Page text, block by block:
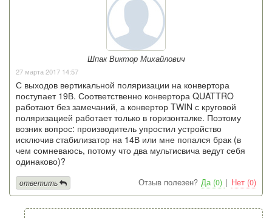
Шпак Виктор Михайлович
27 марта 2017 14:57
С выходов вертикальной поляризации на конвертора
поступает 19В. Соответственно конвертора QUATTRO
работают без замечаний, а конвертор TWIN с круговой
поляризацией работает только в горизонталке. Поэтому
возник вопрос: производитель упростил устройство
исключив стабилизатор на 14В или мне попался брак (в
чем сомневаюсь, потому что два мультисвича ведут себя
одинаково)?
Отзыв полезен? Да (0) | Нет (0)
ответить